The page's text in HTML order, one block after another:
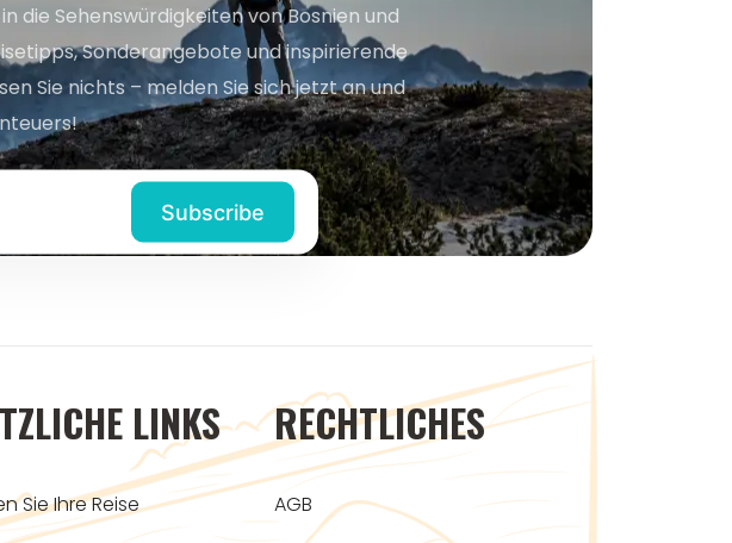
die Sehenswürdigkeiten von Bosnien und
Sonderangebote und inspirierende
Sie nichts – melden Sie sich jetzt an und
LINKS
Sie Ihre Reise
RECHTLICHES
AGB